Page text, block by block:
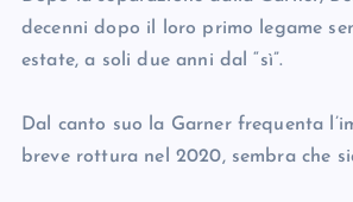
decenni dopo il loro primo legame
estate, a soli due anni dal “sì”.
Dal canto suo la Garner frequenta
breve rottura nel 2020, sembra che